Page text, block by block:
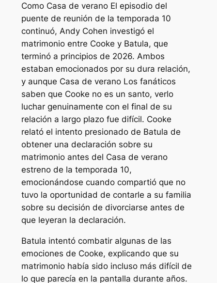
Como Casa de verano El episodio del
puente de reunión de la temporada 10
continuó, Andy Cohen investigó el
matrimonio entre Cooke y Batula, que
terminó a principios de 2026. Ambos
estaban emocionados por su dura relación,
y aunque Casa de verano Los fanáticos
saben que Cooke no es un santo, verlo
luchar genuinamente con el final de su
relación a largo plazo fue difícil. Cooke
relató el intento presionado de Batula de
obtener una declaración sobre su
matrimonio antes del Casa de verano
estreno de la temporada 10,
emocionándose cuando compartió que no
tuvo la oportunidad de contarle a su familia
sobre su decisión de divorciarse antes de
que leyeran la declaración.
Batula intentó combatir algunas de las
emociones de Cooke, explicando que su
matrimonio había sido incluso más difícil de
lo que parecía en la pantalla durante años.